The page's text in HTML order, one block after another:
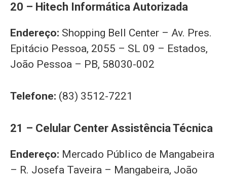
20 – Hitech Informática Autorizada
Endereço: Shopping Bell Center – Av. Pres.
Epitácio Pessoa, 2055 – SL 09 – Estados,
João Pessoa – PB, 58030-002
Telefone: (83) 3512-7221
21 – Celular Center Assistência Técnica
Endereço: Mercado Público de Mangabeira
– R. Josefa Taveira – Mangabeira, João